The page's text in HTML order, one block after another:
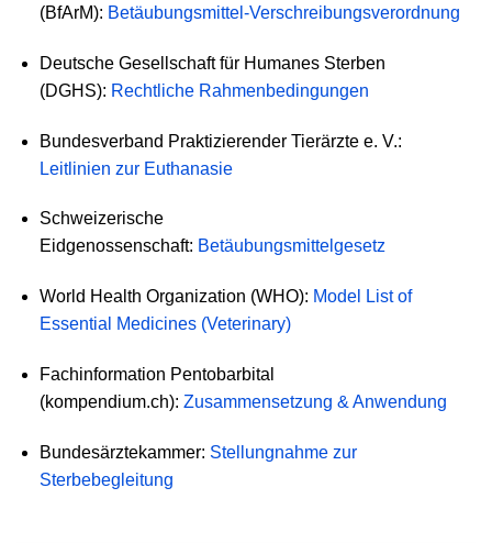
(BfArM): Betäubungsmittel-Verschreibungsverordnung
Deutsche Gesellschaft für Humanes Sterben
(DGHS): Rechtliche Rahmenbedingungen
Bundesverband Praktizierender Tierärzte e. V.:
Leitlinien zur Euthanasie
Schweizerische
Eidgenossenschaft: Betäubungsmittelgesetz
World Health Organization (WHO): Model List of
Essential Medicines (Veterinary)
Fachinformation Pentobarbital
(kompendium.ch): Zusammensetzung & Anwendung
Bundesärztekammer: Stellungnahme zur
Sterbebegleitung